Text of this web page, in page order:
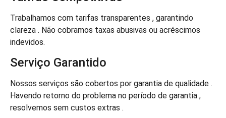
Trabalhamos com tarifas transparentes , garantindo
clareza . Não cobramos taxas abusivas ou acréscimos
indevidos.
Serviço Garantido
Nossos serviços são cobertos por garantia de qualidade .
Havendo retorno do problema no período de garantia ,
resolvemos sem custos extras .